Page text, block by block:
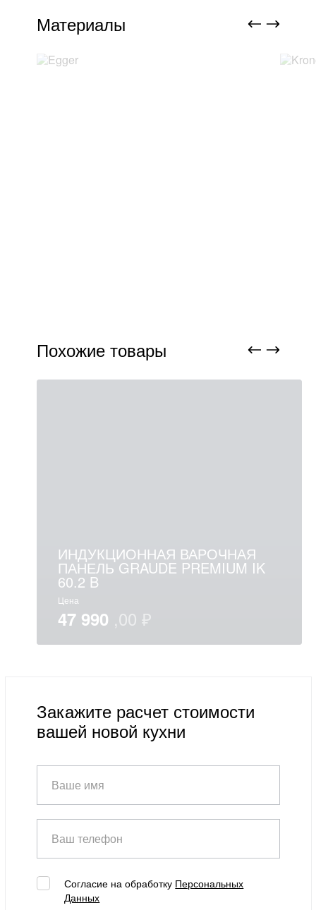
Материалы
Похожие товары
ИНДУКЦИОННАЯ ВАРОЧНАЯ
ПАНЕЛЬ GRAUDE PREMIUM IK
60.2 B
Цена
47 990
Закажите расчет стоимости
вашей новой кухни
Ваше имя
Ваш телефон
Согласие на обработку Персональных
Данных